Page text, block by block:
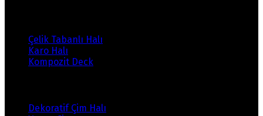
Çelik Tabanlı Halı
Karo Halı
Kompozit Deck
Dekoratif Çim Halı